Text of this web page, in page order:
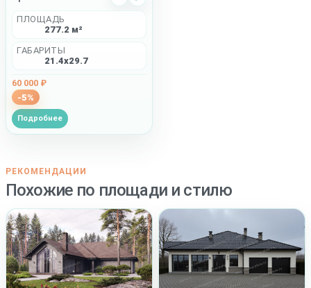
ПЛОЩАДЬ
277.2 м²
ГАБАРИТЫ
21.4x29.7
60 000 ₽
-5%
Подробнее
РЕКОМЕНДАЦИИ
Похожие по площади и стилю